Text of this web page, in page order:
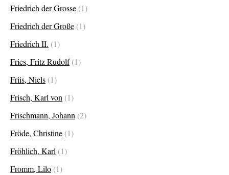
Friedrich der Grosse (1)
Friedrich der Große (1)
Friedrich II. (1)
Fries, Fritz Rudolf (1)
Friis, Niels (1)
Frisch, Karl von (1)
Frischmann, Johann (2)
Fröde, Christine (1)
Fröhlich, Karl (1)
Fromm, Lilo (1)